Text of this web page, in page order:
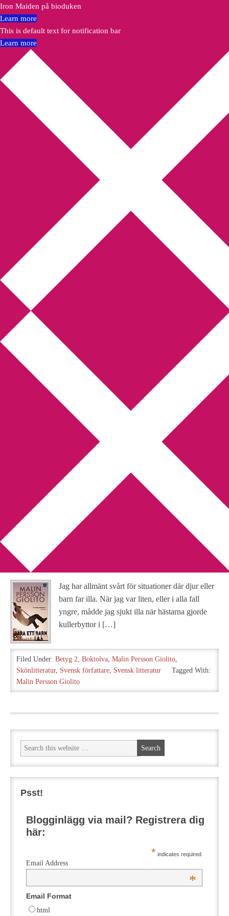
Annikas litteratur-
och kulturblogg
Deckare, kriminalromaner, thrillers
Hem Författarfemman
Webbshop Amazon
Bokbloggsjerka Bloggmaraton
Kriminalroman Min tv-blogg
You are here: Archives for Malin Persson Giolito
Recension: Bara ett barn av
Malin Persson Giolito
2013-03-28
Jag har allmänt svårt för situationer där djur eller
barn far illa. När jag var liten, eller i alla fall
yngre, mådde jag sjukt illa när hästarna gjorde
kullerbyttor i […]
Filed Under: Betyg 2, Boktolva, Malin Persson Giolito,
Skönlitteratur, Svensk författare, Svensk litteratur
Tagged With:
Malin Persson Giolito
Psst!
Blogginlägg via mail? Registrera dig
här:
* indicates required
Email Address
*
Email Format
html
Iron Maiden på bioduken
Learn more
This is default text for notification bar
Learn more